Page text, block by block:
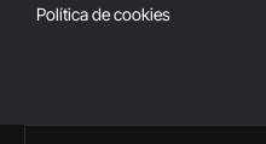
Política de cookies